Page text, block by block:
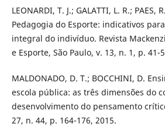
LEONARDI, T. J.; GALATTI, L. R.; PAES,
Pedagogia do Esporte: indicativos
integral do indivíduo. Revista
e Esporte, São Paulo, v. 13, n. 1, p. 41-
MALDONADO, D. T.; BOCCHINI, D.
escola pública: as três dimensões do
desenvolvimento do pensamento
27, n. 44, p. 164-176, 2015.